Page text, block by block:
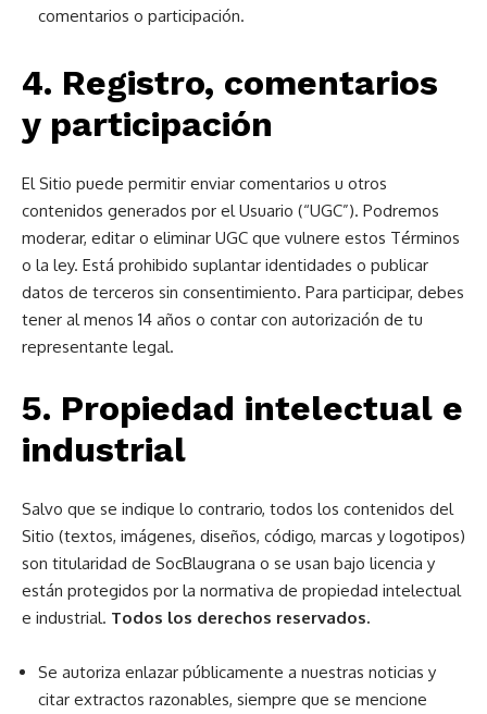
comentarios o participación.
4. Registro, comentarios
y participación
El Sitio puede permitir enviar comentarios u otros
contenidos generados por el Usuario (“UGC”). Podremos
moderar, editar o eliminar UGC que vulnere estos Términos
o la ley. Está prohibido suplantar identidades o publicar
datos de terceros sin consentimiento. Para participar, debes
tener al menos 14 años o contar con autorización de tu
representante legal.
5. Propiedad intelectual e
industrial
Salvo que se indique lo contrario, todos los contenidos del
Sitio (textos, imágenes, diseños, código, marcas y logotipos)
son titularidad de SocBlaugrana o se usan bajo licencia y
están protegidos por la normativa de propiedad intelectual
e industrial. Todos los derechos reservados.
Se autoriza enlazar públicamente a nuestras noticias y
citar extractos razonables, siempre que se mencione